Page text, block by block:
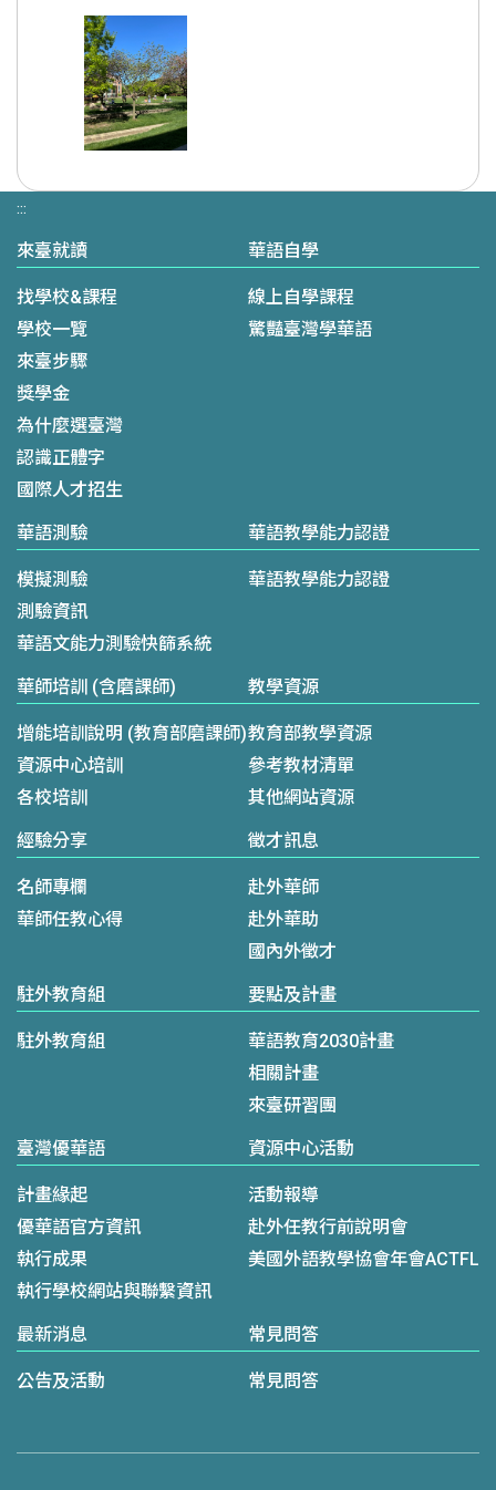
看大圖
:::
來臺就讀
找學校&課程
學校一覽
來臺步驟
獎學金
為什麼選臺灣
認識正體字
國際人才招生
華語自學
線上自學課程
驚豔臺灣學華語
華語測驗
模擬測驗
測驗資訊
華語文能力測驗快篩系統
華語教學能力認證
華語教學能力認證
華師培訓 (含磨課師)
增能培訓說明 (教育部磨課師)
資源中心培訓
各校培訓
教學資源
教育部教學資源
參考教材清單
其他網站資源
經驗分享
名師專欄
華師任教心得
徵才訊息
赴外華師
赴外華助
國內外徵才
駐外教育組
駐外教育組
要點及計畫
華語教育2030計畫
相關計畫
來臺研習團
臺灣優華語
計畫緣起
優華語官方資訊
執行成果
執行學校網站與聯繫資訊
資源中心活動
活動報導
赴外任教行前說明會
美國外語教學協會年會ACTFL
最新消息
公告及活動
常見問答
常見問答